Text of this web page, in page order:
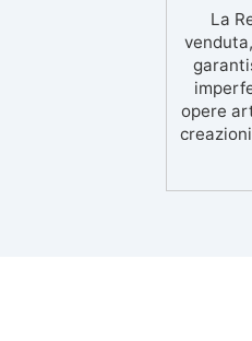
La
opere
cm
UV,